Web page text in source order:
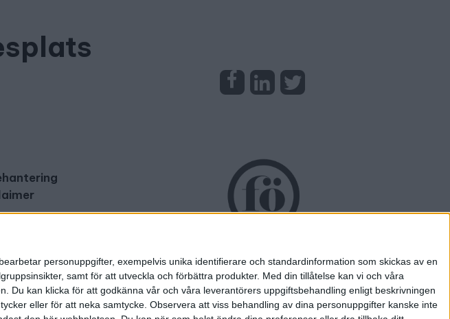
personuppgifter, exempelvis unika identifierare och standardinformation som skickas av en
samt för att utveckla och förbättra produkter. Med din tillåtelse kan vi och våra
kan klicka för att godkänna vår och våra leverantörers uppgiftsbehandling enligt beskrivningen
eller för att neka samtycke. Observera att viss behandling av dina personuppgifter kanske inte